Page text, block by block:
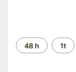
Przedział
czasu
48 h 1t